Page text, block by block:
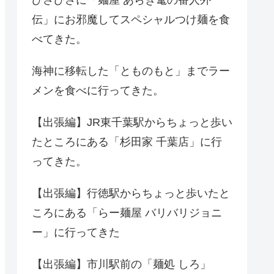
伝」にお邪魔してスペシャルつけ麺を食
べてきた。
海神に移転した「とものもと」までラー
メンを食べに行ってきた。
【出張編】JR東千葉駅からちょっと歩い
たところにある「杉田家 千葉店」に行
ってきた。
【出張編】行徳駅からちょっと歩いたと
ころにある「らー麺屋 バリバリジョニ
ー」に行ってきた
【出張編】市川駅前の「麺処 しろ」